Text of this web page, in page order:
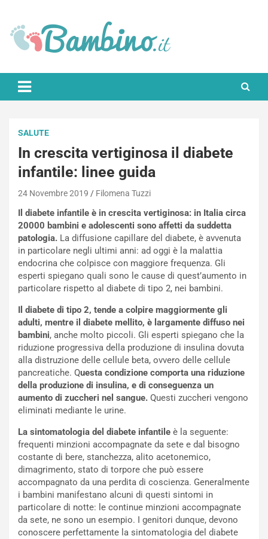
content
Bambino.it
SALUTE
In crescita vertiginosa il diabete
infantile: linee guida
24 Novembre 2019 Filomena Tuzzi
Il diabete infantile è in crescita vertiginosa: in Italia circa
20000 bambini e adolescenti sono affetti da suddetta
patologia. La diffusione capillare del diabete, è avvenuta
in particolare negli ultimi anni: ad oggi è la malattia
endocrina che colpisce con maggiore frequenza. Gli
esperti spiegano quali sono le cause di quest’aumento in
particolare rispetto al diabete di tipo 2, nei bambini.
Il diabete di tipo 2, tende a colpire maggiormente gli
adulti, mentre il diabete mellito, è largamente diffuso nei
bambini, anche molto piccoli. Gli esperti spiegano che la
riduzione progressiva della produzione di insulina dovuta
alla distruzione delle cellule beta, ovvero delle cellule
pancreatiche. Questa condizione comporta una riduzione
della produzione di insulina, e di conseguenza un
aumento di zuccheri nel sangue. Questi zuccheri vengono
eliminati mediante le urine.
La sintomatologia del diabete infantile è la seguente:
frequenti minzioni accompagnate da sete e dal bisogno
costante di bere, stanchezza, alito acetonemico,
dimagrimento, stato di torpore che può essere
accompagnato da una perdita di coscienza. Generalmente
i bambini manifestano alcuni di questi sintomi in
particolare di notte: le continue minzioni accompagnate
da sete, ne sono un esempio. I genitori dunque, devono
conoscere perfettamente la sintomatologia del diabete